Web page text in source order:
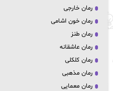
رمان خارجی
رمان خون اشامی
رمان طنز
رمان عاشقانه
رمان کلکلی
رمان مذهبی
رمان معمایی